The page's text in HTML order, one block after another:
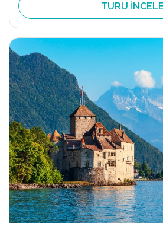
TURU İNCELE